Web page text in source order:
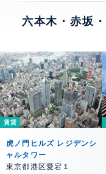
六本木・赤坂
賃貸
虎ノ門ヒルズ レジデンシ
ャルタワー
東京都港区愛宕１